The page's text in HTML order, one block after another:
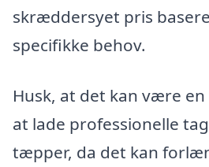
skræddersyet pris
specifikke behov.
Husk, at det kan være
at lade professionelle
tæpper, da det kan